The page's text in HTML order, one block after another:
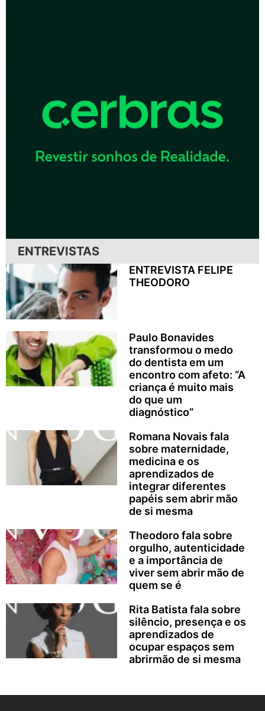
ENTREVISTAS
ENTREVISTA FELIPE
THEODORO
Paulo Bonavides
transformou o medo
do dentista em um
encontro com afeto: “A
criança é muito mais
do que um
diagnóstico”
Romana Novais fala
sobre maternidade,
medicina e os
aprendizados de
integrar diferentes
papéis sem abrir mão
de si mesma
Theodoro fala sobre
orgulho, autenticidade
e a importância de
viver sem abrir mão de
quem se é
Rita Batista fala sobre
silêncio, presença e os
aprendizados de
ocupar espaços sem
abrirmão de si mesma